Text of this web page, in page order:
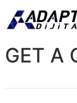
GET A